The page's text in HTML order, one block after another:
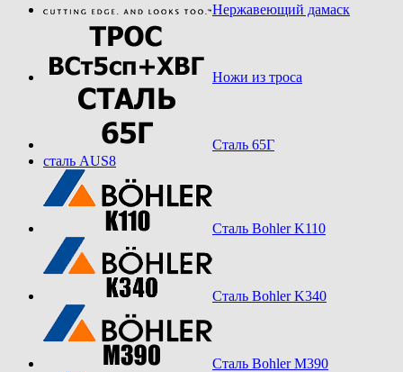
Нержавеющий дамаск
Ножи из троса
Сталь 65Г
сталь AUS8
Сталь Bohler K110
Сталь Bohler K340
Сталь Bohler M390